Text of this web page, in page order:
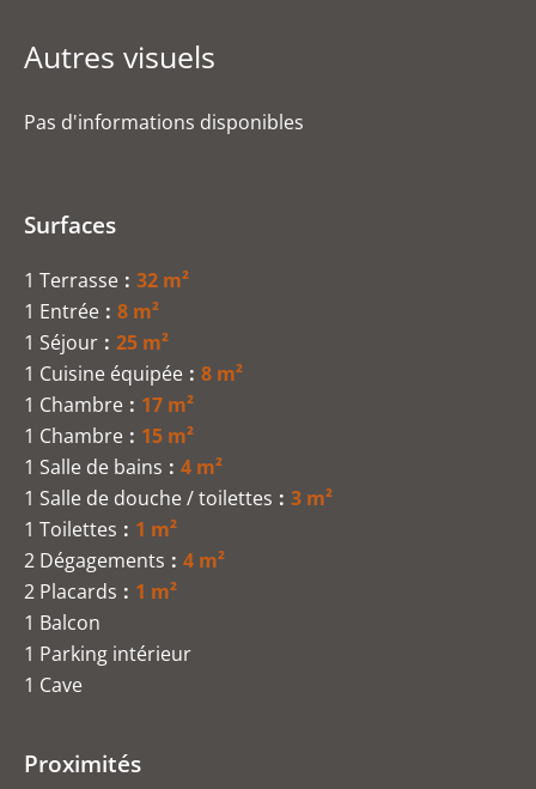
Autres visuels
Pas d'informations disponibles
Surfaces
1 Terrasse
32 m²
1 Entrée
8 m²
1 Séjour
25 m²
1 Cuisine équipée
8 m²
1 Chambre
17 m²
1 Chambre
15 m²
1 Salle de bains
4 m²
1 Salle de douche / toilettes
3 m²
1 Toilettes
1 m²
2 Dégagements
4 m²
2 Placards
1 m²
1 Balcon
1 Parking intérieur
1 Cave
Proximités